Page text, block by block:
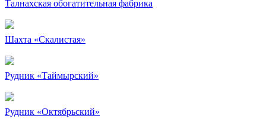
Талнахская обогатительная фабрика
Шахта «Скалистая»
Рудник «Таймырский»
Рудник «Октябрьский»